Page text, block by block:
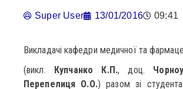
Super User 13/01/2016 09:41
Викладачі кафедри медичної та
(викл. Купчанко К.П., доц.
Перепелиця О.О.) разом зі